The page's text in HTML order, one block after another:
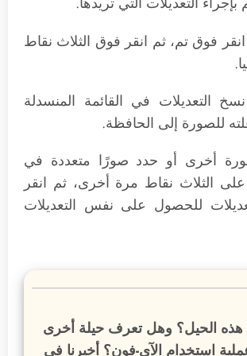
انقر فوق تم، ثم انقر فوق الثلاث نقاط
التعديلات في القائمة المنسدلة
للصورة إلى الحافظة.
أخرى أو حدد صورًا متعددة في
على الثلاث نقاط مرة أخرى، ثم انقر
للحصول على نفس التعديلات
هذه الحيل؟ وهل تعرف حيلة أخرى
استخدام الآي-فون؟ أخبرنا في